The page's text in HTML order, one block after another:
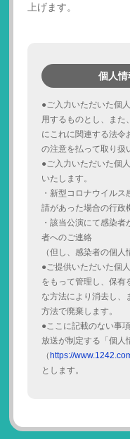
上げます。
個人情
●ご入力いただいた個
用するものとし、また
にこれに関連する法令
の注意を払って取り扱
●ご入力いただいた個
いたします。
・新型コロナウイル
請があった場合の行政
・該当公演にて感染
者へのご連絡
（但し、感染者の個
●ご提供いただいた個
をもって管理し、保有
な方法により消去し、
方法で廃棄します。
●ここに記載のない事
放送が制定する「個人
（ https://
とします。